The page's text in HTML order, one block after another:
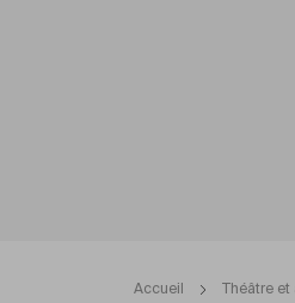
Accueil Théâtre